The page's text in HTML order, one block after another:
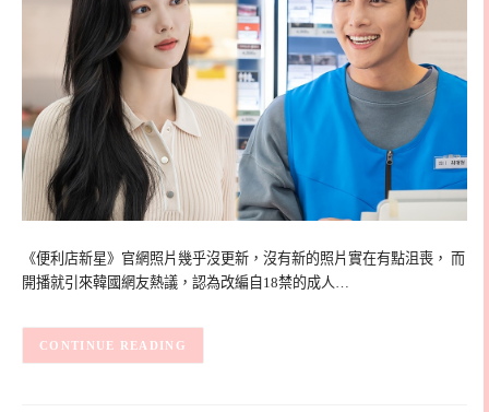
《便利店新星》官網照片幾乎沒更新，沒有新的照片實在有點沮喪， 而
開播就引來韓國網友熱議，認為改編自18禁的成人…
CONTINUE READING